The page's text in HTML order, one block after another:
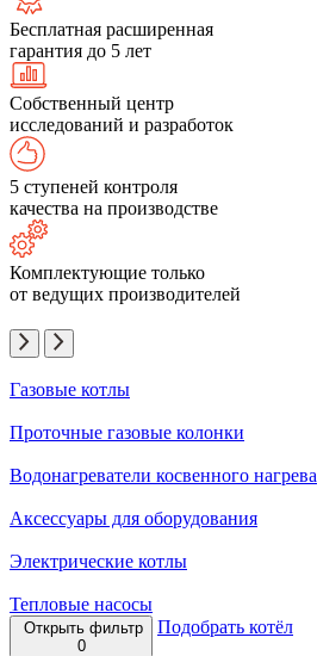
Бесплатная расширенная
гарантия до 5 лет
Собственный центр
исследований и разработок
5 ступеней контроля
качества на производстве
Комплектующие только
от ведущих производителей
Газовые котлы
Проточные газовые колонки
Водонагреватели косвенного нагрева
Аксессуары для оборудования
Электрические котлы
Тепловые насосы
Открыть фильтр
0
Подобрать котёл